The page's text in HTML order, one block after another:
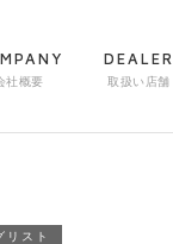
社概要
DEALER
取扱い店舗
リスト